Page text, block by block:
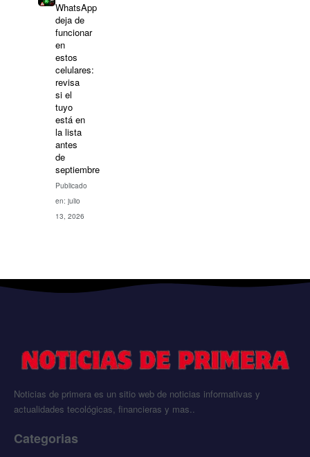
WhatsApp
deja de
funcionar
en
estos
celulares:
revisa
si el
tuyo
está en
la lista
antes
de
septiembre
Publicado
en: julio
13, 2026
Noticias de primera es un sitio web de noticias informativas y
actualidades tecológicas, financieras y mas..
Categorias